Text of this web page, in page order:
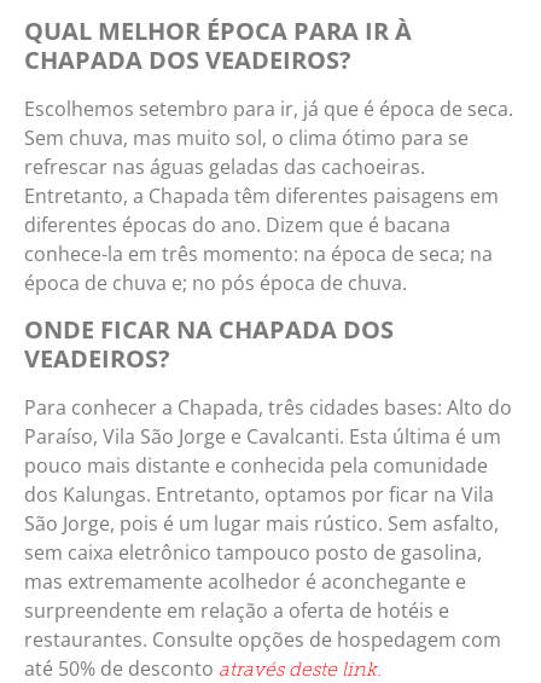
QUAL MELHOR ÉPOCA PARA IR À
CHAPADA DOS VEADEIROS?
Escolhemos setembro para ir, já que é época de seca.
Sem chuva, mas muito sol, o clima ótimo para se
refrescar nas águas geladas das cachoeiras.
Entretanto, a Chapada têm diferentes paisagens em
diferentes épocas do ano. Dizem que é bacana
conhece-la em três momento: na época de seca; na
época de chuva e; no pós época de chuva.
ONDE FICAR NA CHAPADA DOS
VEADEIROS?
Para conhecer a Chapada, três cidades bases: Alto do
Paraíso, Vila São Jorge e Cavalcanti. Esta última é um
pouco mais distante e conhecida pela comunidade
dos Kalungas. Entretanto, optamos por ficar na Vila
São Jorge, pois é um lugar mais rústico. Sem asfalto,
sem caixa eletrônico tampouco posto de gasolina,
mas extremamente acolhedor é aconchegante e
surpreendente em relação a oferta de hotéis e
restaurantes. Consulte opções de hospedagem com
até 50% de desconto através deste link.